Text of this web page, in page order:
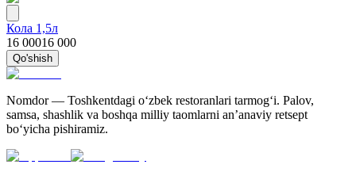
Кола 1,5л
16 00016 000
Qo'shish
Nomdor — Toshkentdagi oʻzbek restoranlari tarmogʻi. Palov,
samsa, shashlik va boshqa milliy taomlarni an’anaviy retsept
bo‘yicha pishiramiz.